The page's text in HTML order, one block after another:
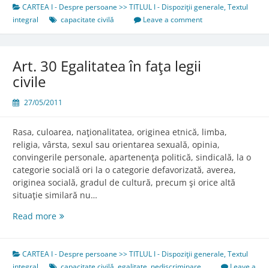
capacităţii
civile
CARTEA I - Despre persoane >> TITLUL I - Dispoziţii generale,Textul
integral
capacitate civilă Leave a comment
Art. 30 Egalitatea în faţa legii
civile
27/05/2011
Rasa, culoarea, naţionalitatea, originea etnică, limba,
religia, vârsta, sexul sau orientarea sexuală, opinia,
convingerile personale, apartenenţa politică, sindicală, la o
categorie socială ori la o categorie defavorizată, averea,
originea socială, gradul de cultură, precum şi orice altă
situaţie similară nu…
Read moreArt.
în
CARTEA I - Despre persoane >> TITLUL I - Dispoziţii generale,Textul